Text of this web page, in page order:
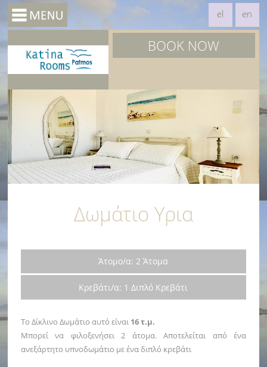
en
el
BOOK NOW
Δωμάτιο Υρια
Άτομο/α: 2 Άτομα
Κρεβάτι/α: 1 Διπλό Κρεβάτι
Το Δίκλινο Δωμάτιο αυτό είναι 16 τ.μ.
Μπορεί να φιλοξενήσει 2 άτομα. Αποτελείται από ένα
ανεξάρτητο υπνοδωμάτιο με ένα διπλό κρεβάτι